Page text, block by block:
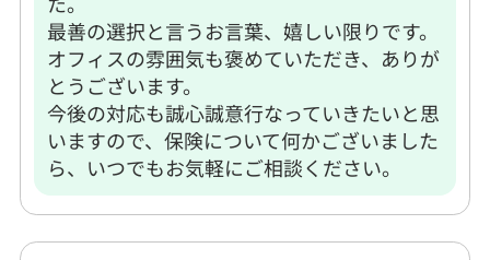
最善の選択と言うお言葉、嬉しい限りです。
オフィスの雰囲気も褒めていただき、ありが
とうございます。
今後の対応も誠心誠意行なっていきたいと思
いますので、保険について何かございました
ら、いつでもお気軽にご相談ください。